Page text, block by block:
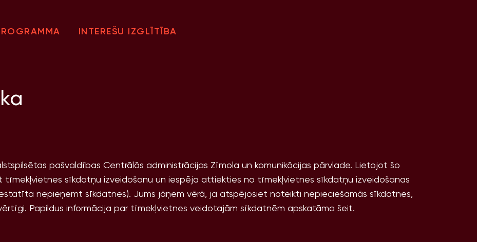
INTEREŠU IZGLĪTĪBA
pašvaldības Centrālās administrācijas Zīmola un komunikācijas pārvlade. Lietojot šo
tīmekļvietnes sīkdatņu izveidošanu un iespēja attiekties no tīmekļvietnes sīkdatņu izveidošanas
nepieņemt sīkdatnes). Jums jāņem vērā, ja atspējosiet noteikti nepieciešamās sīkdatnes,
Papildus informācija par tīmekļvietnes veidotajām sīkdatnēm apskatāma šeit.